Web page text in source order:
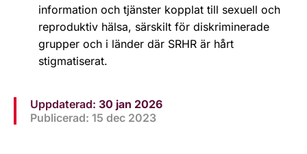
information och tjänster kopplat till sexuell och
reproduktiv hälsa, särskilt för diskriminerade
grupper och i länder där SRHR är hårt
stigmatiserat.
Uppdaterad: 30 jan 2026
Publicerad: 15 dec 2023